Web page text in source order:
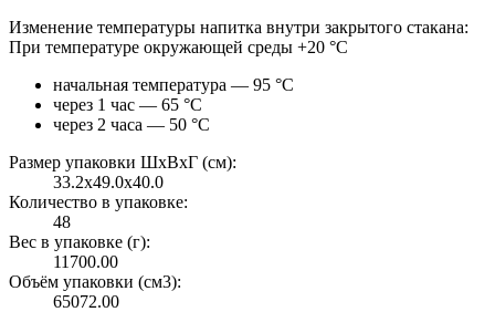
Изменение температуры напитка внутри закрытого стакана:
При температуре окружающей среды +20 °С
начальная температура — 95 °С
через 1 час — 65 °С
через 2 часа — 50 °С
Размер упаковки ШxВxГ (см):
33.2x49.0x40.0
Количество в упаковке:
48
Вес в упаковке (г):
11700.00
Объём упаковки (см3):
65072.00